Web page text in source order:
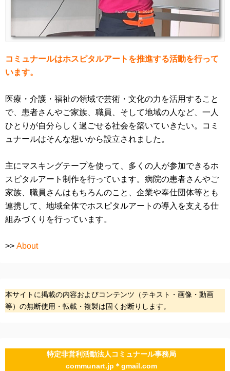
コミュナールはホスピタルアートを推進する活動を行って
います。
医療・介護・福祉の領域で芸術・文化の力を活用すること
で、患者さんやご家族、職員、そして地域の人など、一人
ひとりが自分らしく過ごせる社会を築いていきたい。コミ
ュナールはそんな想いから設立されました。
主にマスキングテープを使って、多くの人が参加できるホ
スピタルアート制作を行っています。病院の患者さんやご
家族、職員さんはもちろんのこと、企業や奉仕団体等とも
連携して、地域全体でホスピタルアートの導入を支える仕
組みづくりを行っています。
>> About
本サイトに掲載の内容およびコンテンツ（テキスト・画像・動画
等）の無断使用・転載・複製は固くお断りします。
特定非営利活動法人コミュナール事務局
communart.jp＊gmail.com